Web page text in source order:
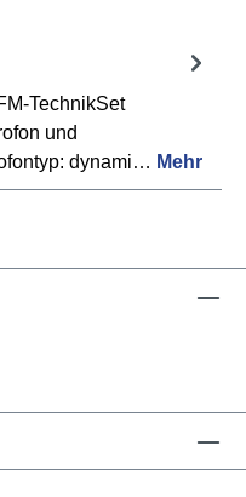
TechnikSet
und
dynami… Mehr